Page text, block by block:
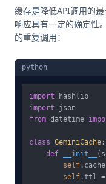
缓存是降低API调用的
响应具有一定的确定性
的重复调用：
python
import
import
from datetime
class GeminiCache :
def
__init__ (
self
self .ttl =